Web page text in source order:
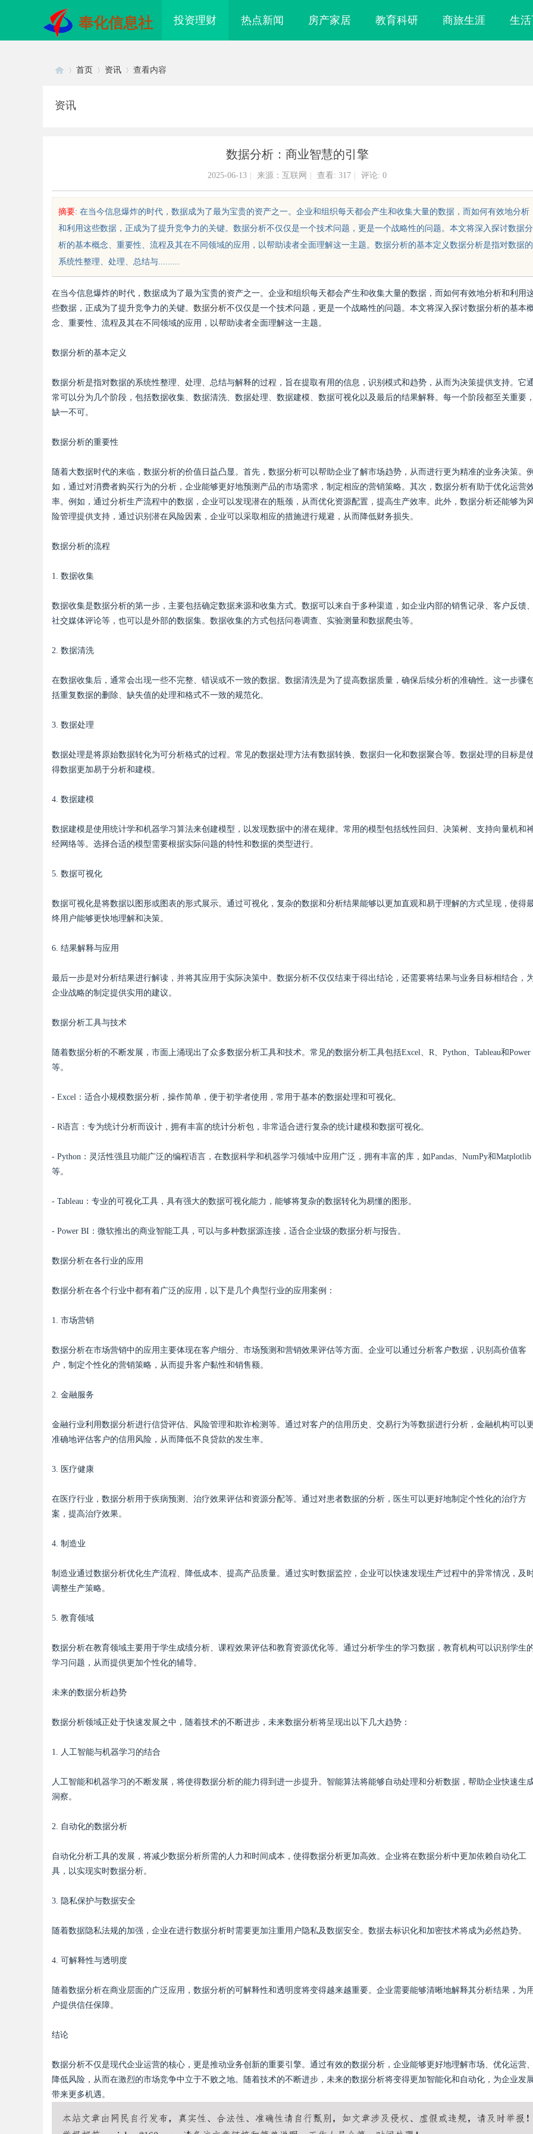
奉化信息社 投资理财 热点新闻 房产家居 教育科研 商旅生涯 生
sc
uz
!
d
首页 资讯 查看内容
资讯
数据分析：商业智慧的引擎
2025-06-13 来源：互联网 查看: 317 评论: 0
摘要: 在当今信息爆炸的时代，数据成为了最为宝贵的资产之一。企业和组织每天都会产生和收集大量的数据，而如何有效地分析
和利用这些数据，正成为了提升竞争力的关键。数据分析不仅仅是一个技术问题，更是一个战略性的问题。本文将深入探讨数据分
析的基本概念、重要性、流程及其在不同领域的应用，以帮助读者全面理解这一主题。数据分析的基本定义数据分析是指对数据的
系统性整理、处理、总结与.........
在当今信息爆炸的时代，数据成为了最为宝贵的资产之一。企业和组织每天都会产生和收集大量的数据，而如何有效地分析和利用
些数据，正成为了提升竞争力的关键。 数据分析不仅仅是一个技术问题，更是一个战略性的问题。本文将深入探讨数据分析的基本
念、重要性、流程及其在不同领域的应用，以帮助读者全面理解这一主题。
数据分析的基本定义
数据分析是指对数据的系统性整理、处理、总结与解释的过程，旨在提取有用的信息，识别模式和趋势，从而为决策提供支持。它
常可以分为几个阶段，包括数据收集、数据清洗、数据处理、数据建模、数据可视化以及最后的结果解释。每一个阶段都至关重要
缺一不可。
数据分析的重要性
随着大数据时代的来临，数据分析的价值日益凸显。首先，数据分析可以帮助企业了解市场趋势，从而进行更为精准的业务决策。
如，通过对消费者购买行为的分析，企业能够更好地预测产品的市场需求，制定相应的营销策略。其次，数据分析有助于优化运营
率。例如，通过分析生产流程中的数据，企业可以发现潜在的瓶颈，从而优化资源配置，提高生产效率。此外，数据分析还能够为
险管理提供支持，通过识别潜在风险因素，企业可以采取相应的措施进行规避，从而降低财务损失。
数据分析的流程
1. 数据收集
数据收集是数据分析的第一步，主要包括确定数据来源和收集方式。数据可以来自于多种渠道，如企业内部的销售记录、客户反馈
社交媒体评论等，也可以是外部的数据集。数据收集的方式包括问卷调查、实验测量和数据爬虫等。
2. 数据清洗
在数据收集后，通常会出现一些不完整、错误或不一致的数据。数据清洗是为了提高数据质量，确保后续分析的准确性。这一步骤
括重复数据的删除、缺失值的处理和格式不一致的规范化。
3. 数据处理
数据处理是将原始数据转化为可分析格式的过程。常见的数据处理方法有数据转换、数据归一化和数据聚合等。数据处理的目标是
得数据更加易于分析和建模。
4. 数据建模
数据建模是使用统计学和机器学习算法来创建模型，以发现数据中的潜在规律。常用的模型包括线性回归、决策树、支持向量机和
经网络等。选择合适的模型需要根据实际问题的特性和数据的类型进行。
5. 数据可视化
数据可视化是将数据以图形或图表的形式展示。通过可视化，复杂的数据和分析结果能够以更加直观和易于理解的方式呈现，使得
终用户能够更快地理解和决策。
6. 结果解释与应用
最后一步是对分析结果进行解读，并将其应用于实际决策中。数据分析不仅仅结束于得出结论，还需要将结果与业务目标相结合，
企业战略的制定提供实用的建议。
数据分析工具与技术
随着数据分析的不断发展，市面上涌现出了众多数据分析工具和技术。常见的数据分析工具包括Excel、R、Python、Tableau和Power
等。
- Excel：适合小规模数据分析，操作简单，便于初学者使用，常用于基本的数据处理和可视化。
- R语言：专为统计分析而设计，拥有丰富的统计分析包，非常适合进行复杂的统计建模和数据可视化。
- Python：灵活性强且功能广泛的编程语言，在数据科学和机器学习领域中应用广泛，拥有丰富的库，如Pandas、NumPy和Matplotlib
等。
- Tableau：专业的可视化工具，具有强大的数据可视化能力，能够将复杂的数据转化为易懂的图形。
- Power BI：微软推出的商业智能工具，可以与多种数据源连接，适合企业级的数据分析与报告。
数据分析在各行业的应用
数据分析在各个行业中都有着广泛的应用，以下是几个典型行业的应用案例：
1. 市场营销
数据分析在市场营销中的应用主要体现在客户细分、市场预测和营销效果评估等方面。企业可以通过分析客户数据，识别高价值客
户，制定个性化的营销策略，从而提升客户黏性和销售额。
2. 金融服务
金融行业利用数据分析进行信贷评估、风险管理和欺诈检测等。通过对客户的信用历史、交易行为等数据进行分析，金融机构可以
准确地评估客户的信用风险，从而降低不良贷款的发生率。
3. 医疗健康
在医疗行业，数据分析用于疾病预测、治疗效果评估和资源分配等。通过对患者数据的分析，医生可以更好地制定个性化的治疗方
案，提高治疗效果。
4. 制造业
制造业通过数据分析优化生产流程、降低成本、提高产品质量。通过实时数据监控，企业可以快速发现生产过程中的异常情况，及
调整生产策略。
5. 教育领域
数据分析在教育领域主要用于学生成绩分析、课程效果评估和教育资源优化等。通过分析学生的学习数据，教育机构可以识别学生
学习问题，从而提供更加个性化的辅导。
未来的数据分析趋势
数据分析领域正处于快速发展之中，随着技术的不断进步，未来数据分析将呈现出以下几大趋势：
1. 人工智能与机器学习的结合
人工智能和机器学习的不断发展，将使得数据分析的能力得到进一步提升。智能算法将能够自动处理和分析数据，帮助企业快速生
洞察。
2. 自动化的数据分析
自动化分析工具的发展，将减少数据分析所需的人力和时间成本，使得数据分析更加高效。企业将在数据分析中更加依赖自动化工
具，以实现实时数据分析。
3. 隐私保护与数据安全
随着数据隐私法规的加强，企业在进行数据分析时需要更加注重用户隐私及数据安全。数据去标识化和加密技术将成为必然趋势。
4. 可解释性与透明度
随着数据分析在商业层面的广泛应用，数据分析的可解释性和透明度将变得越来越重要。企业需要能够清晰地解释其分析结果，为
户提供信任保障。
结论
数据分析不仅是现代企业运营的核心，更是推动业务创新的重要引擎。通过有效的数据分析，企业能够更好地理解市场、优化运营
降低风险，从而在激烈的市场竞争中立于不败之地。随着技术的不断进步，未来的数据分析将变得更加智能化和自动化，为企业发
带来更多机遇。
厦门展览公司全方位服务助力企业品
牌打造与市场开拓 星图AI助力产业金融智能升级 功能与